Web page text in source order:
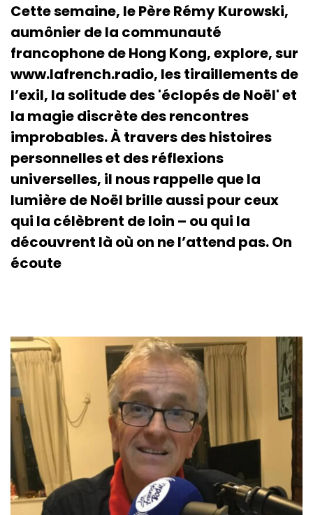
Cette semaine, le Père Rémy Kurowski,
aumônier de la communauté
francophone de Hong Kong, explore, sur
www.lafrench.radio, les tiraillements de
l’exil, la solitude des 'éclopés de Noël' et
la magie discrète des rencontres
improbables. À travers des histoires
personnelles et des réflexions
universelles, il nous rappelle que la
lumière de Noël brille aussi pour ceux
qui la célèbrent de loin – ou qui la
découvrent là où on ne l’attend pas. On
écoute